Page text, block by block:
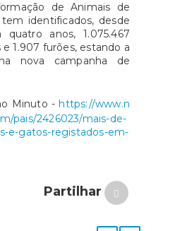
de Animais de
tem identificados, desde
anos, 1.075.467
e 1.907 furões, estando a
nova campanha de
Minuto -https://www.n
pais/2426023/mais-de-
e-gatos-registados-em-
Partilhar